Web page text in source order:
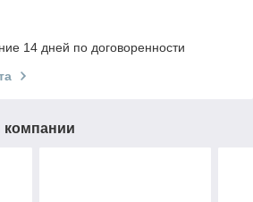
14 дней по договоренности